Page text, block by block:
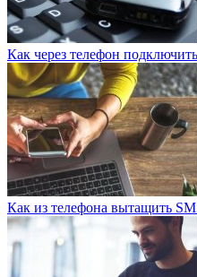
Как через телефон
Как из телефона вытащить